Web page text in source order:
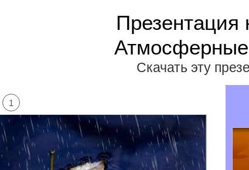
Презентация
Атмосферные
Скачать эту
1